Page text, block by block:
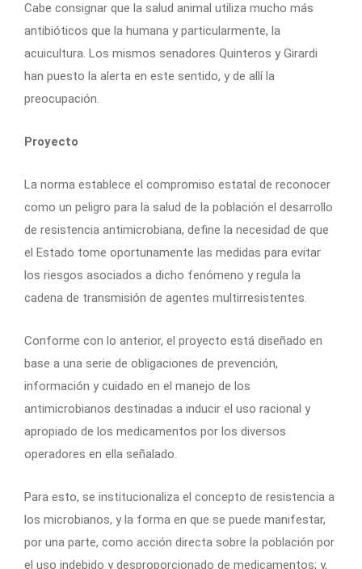
Cabe consignar que la salud animal utiliza mucho más
antibióticos que la humana y particularmente, la
acuicultura. Los mismos senadores Quinteros y Girardi
han puesto la alerta en este sentido, y de allí la
preocupación.
Proyecto
La norma establece el compromiso estatal de reconocer
como un peligro para la salud de la población el desarrollo
de resistencia antimicrobiana, define la necesidad de que
el Estado tome oportunamente las medidas para evitar
los riesgos asociados a dicho fenómeno y regula la
cadena de transmisión de agentes multirresistentes.
Conforme con lo anterior, el proyecto está diseñado en
base a una serie de obligaciones de prevención,
información y cuidado en el manejo de los
antimicrobianos destinadas a inducir el uso racional y
apropiado de los medicamentos por los diversos
operadores en ella señalado.
Para esto, se institucionaliza el concepto de resistencia a
los microbianos, y la forma en que se puede manifestar,
por una parte, como acción directa sobre la población por
el uso indebido y desproporcionado de medicamentos; y,